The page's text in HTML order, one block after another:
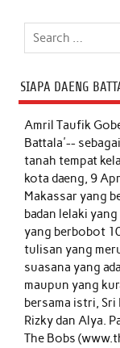
SIAPA DAENG
Amril Taufik
Battala'--
tanah tempat
kota daeng, 9
Makassar yang
badan lelaki
yang berbobot
tulisan yang
suasana yang
maupun yang
bersama istri,
Rizky dan Alya.
The Bobs